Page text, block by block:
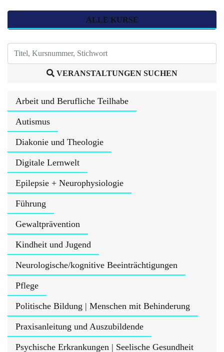
ALLE KURSE
VERANSTALTUNGEN SUCHEN
Arbeit und Berufliche Teilhabe
Autismus
Diakonie und Theologie
Digitale Lernwelt
Epilepsie + Neurophysiologie
Führung
Gewaltprävention
Kindheit und Jugend
Neurologische/kognitive Beeinträchtigungen
Pflege
Politische Bildung | Menschen mit Behinderung
Praxisanleitung und Auszubildende
Psychische Erkrankungen | Seelische Gesundheit